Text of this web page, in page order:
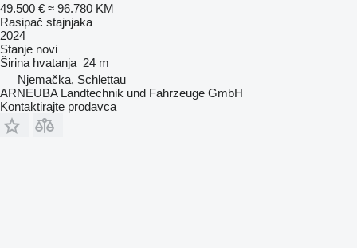
49.500 € ≈ 96.780 KM
Rasipač stajnjaka
2024
Stanje novi
Širina hvatanja 24 m
Njemačka, Schlettau
ARNEUBA Landtechnik und Fahrzeuge GmbH
Kontaktirajte prodavca